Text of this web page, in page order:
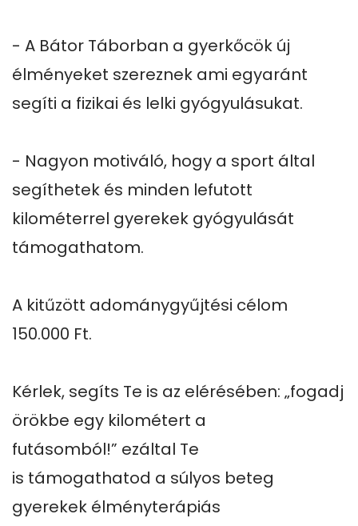
- A Bátor Táborban a gyerkőcök új
élményeket szereznek ami egyaránt
segíti a fizikai és lelki gyógyulásukat.
- Nagyon motiváló, hogy a sport által
segíthetek és minden lefutott
kilométerrel gyerekek gyógyulását
támogathatom.
A kitűzött adománygyűjtési célom
150.000 Ft.
Kérlek, segíts Te is az elérésében: „fogadj
örökbe egy kilométert a
futásomból!” ezáltal Te
is támogathatod a súlyos beteg
gyerekek élményterápiás